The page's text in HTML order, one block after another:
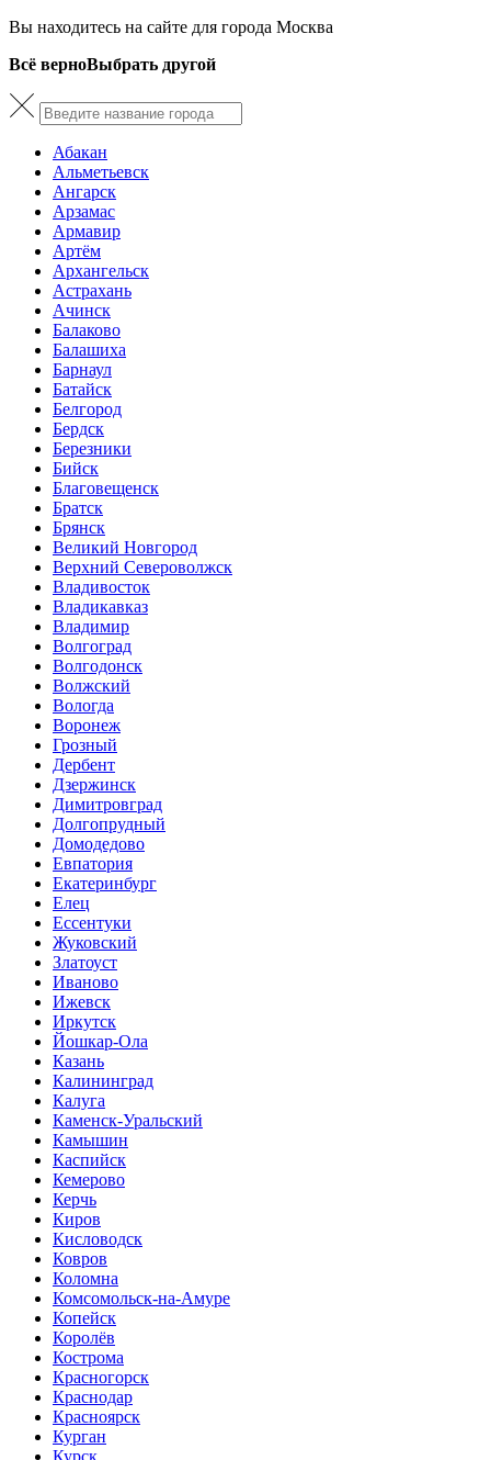
Вы находитесь на сайте для города Москва
Всё верноВыбрать другой
Абакан
Альметьевск
Ангарск
Арзамас
Армавир
Артём
Архангельск
Астрахань
Ачинск
Балаково
Балашиха
Барнаул
Батайск
Белгород
Бердск
Березники
Бийск
Благовещенск
Братск
Брянск
Великий Новгород
Верхний Североволжск
Владивосток
Владикавказ
Владимир
Волгоград
Волгодонск
Волжский
Вологда
Воронеж
Грозный
Дербент
Дзержинск
Димитровград
Долгопрудный
Домодедово
Евпатория
Екатеринбург
Елец
Ессентуки
Жуковский
Златоуст
Иваново
Ижевск
Иркутск
Йошкар-Ола
Казань
Калининград
Калуга
Каменск-Уральский
Камышин
Каспийск
Кемерово
Керчь
Киров
Кисловодск
Ковров
Коломна
Комсомольск-на-Амуре
Копейск
Королёв
Кострома
Красногорск
Краснодар
Красноярск
Курган
Курск